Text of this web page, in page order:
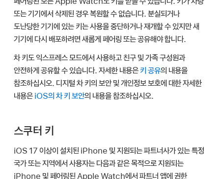
또는 기기에서 삭제된 경우 복원할 수 없습니다. 분실되거나
도난당한 기기에 있는 키는 사용을 중단하거나 재개할 수 있지만 새
기기에 다시 배포하려면 새롭게 페어링 또는 공유해야 합니다.
차 키도 익스프레스 모드에서 사용하고 친구 및 가족 구성원과
안전하게 공유할 수 있습니다. 자세한 내용은 키 공유의 내용을
참조하십시오. 디지털 차 키의 보안 및 개인정보 보호에 대한 자세한
내용은 iOS의 차 키 보안의 내용을 참조하십시오.
스쿠터 키
iOS 17 이상이 설치된 iPhone 및 지원되는 파트너사가 있는 특정
국가 또는 지역에서 사용자는 다음과 같은 목적으로 지원되는
iPhone 및 페어링된Apple Watch에서 파트너 앱에 권한